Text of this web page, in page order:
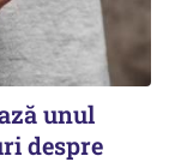
unul
despre